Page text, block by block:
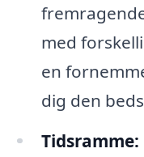
med
en
dig den
Tidsramme: